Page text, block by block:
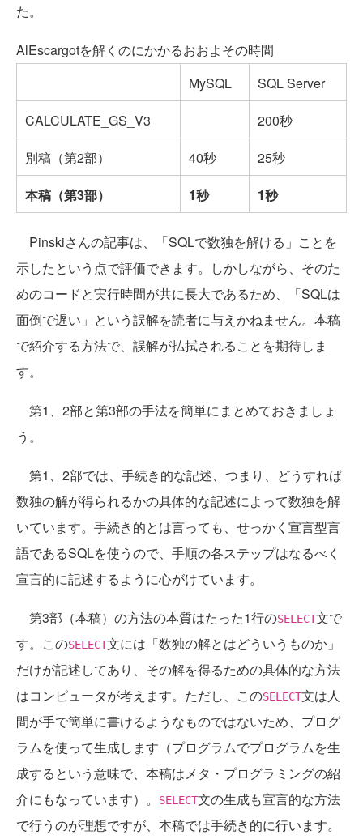
た。
AlEscargotを解くのにかかるおおよその時間
MySQL
SQL Server
CALCULATE_GS_V3
200秒
別稿（第2部）
40秒
25秒
本稿（第3部）
1秒 1秒
Pinskiさんの記事は、「SQLで数独を解ける」ことを
示したという点で評価できます。しかしながら、そのた
めのコードと実行時間が共に長大であるため、「SQLは
面倒で遅い」という誤解を読者に与えかねません。本稿
で紹介する方法で、誤解が払拭されることを期待しま
す。
第1、2部と第3部の手法を簡単にまとめておきましょ
う。
第1、2部では、手続き的な記述、つまり、どうすれば
数独の解が得られるかの具体的な記述によって数独を解
いています。手続き的とは言っても、せっかく宣言型言
語であるSQLを使うので、手順の各ステップはなるべく
宣言的に記述するように心がけています。
第3部（本稿）の方法の本質はたった1行のSELECT文で
す。このSELECT文には「数独の解とはどういうものか」
だけが記述してあり、その解を得るための具体的な方法
はコンピュータが考えます。ただし、このSELECT文は人
間が手で簡単に書けるようなものではないため、プログ
ラムを使って生成します（プログラムでプログラムを生
成するという意味で、本稿はメタ・プログラミングの紹
介にもなっています）。
SELECT文の生成も宣言的な方法
で行うのが理想ですが、本稿では手続き的に行います。